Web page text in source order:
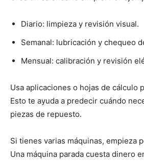
Diario: limpieza y revisión visual.
Semanal: lubricación y chequeo
Mensual: calibración y revisión
Usa aplicaciones o hojas de cálculo
Esto te ayuda a predecir cuándo
piezas de repuesto.
Si tienes varias máquinas, empieza
Una máquina parada cuesta dinero